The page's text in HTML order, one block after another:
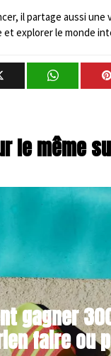
il partage aussi une
et explorer le monde
le même
gagner
faire ou